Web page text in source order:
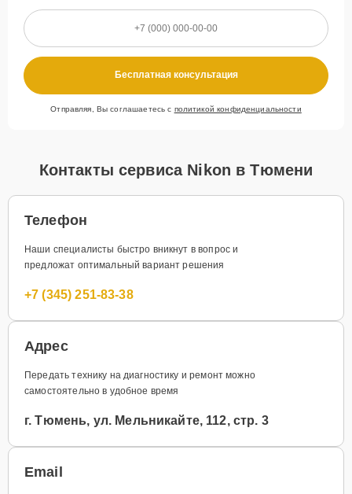
Бесплатная консультация
Отправляя, Вы соглашаетесь с политикой конфиденциальности
Контакты сервиса Nikon в Тюмени
Телефон
Наши специалисты быстро вникнут в вопрос и
предложат оптимальный вариант решения
+7 (345) 251-83-38
Адрес
Передать технику на диагностику и ремонт можно
самостоятельно в удобное время
г. Тюмень, ул. Мельникайте, 112, стр. 3
Email